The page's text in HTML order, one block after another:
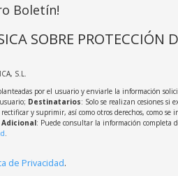
Boletín!
SOBRE PROTECCIÓN
S.L.
por el usuario y enviarle la información
Destinatarios: Solo se realizan cesiones si
rectificar y suprimir, así como otros derechos, como se
: Puede consultar la información completa
de Privacidad.